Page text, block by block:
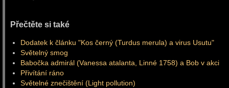
Přečtěte si také
Dodatek k článku "Kos černý (Turdus merula) a virus Usutu"
Světelný smog
Babočka admirál (Vanessa atalanta, Linné 1758) a Bob v akci
Přivítání ráno
Světelné znečištění (Light pollution)